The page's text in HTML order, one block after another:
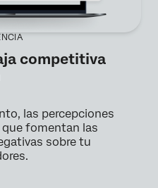
competitiva
las percepciones
que fomentan las
sobre tu